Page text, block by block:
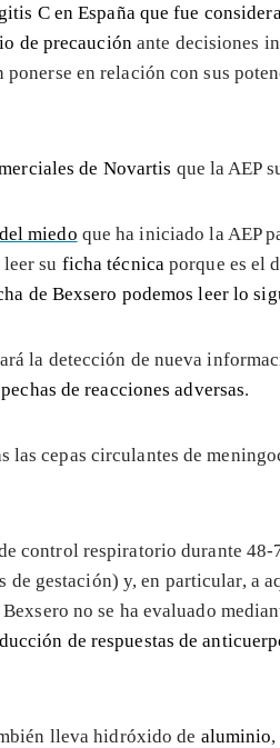
C en España que fue
de precauciónante decisiones
en relación con sus
de Novartis que la AEP
miedo que ha iniciado la AEP
su ficha técnicaporque es el
de Bexsero podemos leer lo
la detección de nueva
de reacciones adversas.
cepas circulantes de
control respiratorio durante 48-
gestación) y, en particular, a
no se ha evaluado
de respuestas de
lleva hidróxido de aluminio